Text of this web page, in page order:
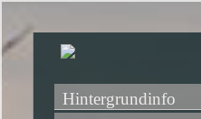
Hintergrundinfo